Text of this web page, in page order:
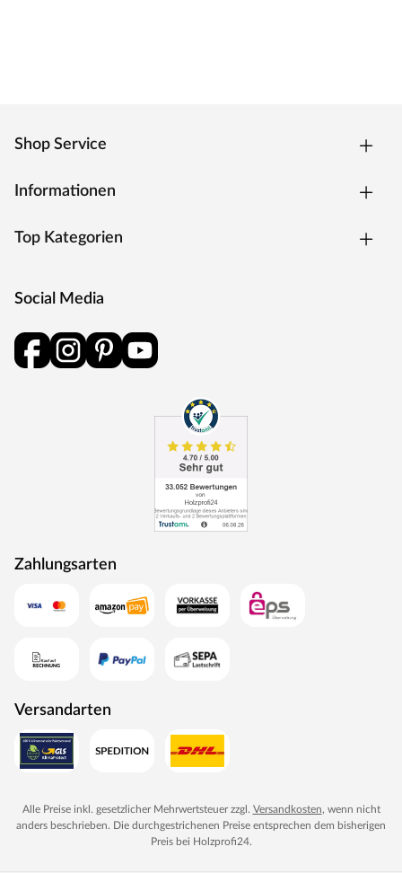
Shop Service
Informationen
Top Kategorien
Social Media
Zahlungsarten
Versandarten
Alle Preise inkl. gesetzlicher Mehrwertsteuer zzgl. Versandkosten, wenn nicht
anders beschrieben. Die durchgestrichenen Preise entsprechen dem bisherigen
Preis bei Holzprofi24.